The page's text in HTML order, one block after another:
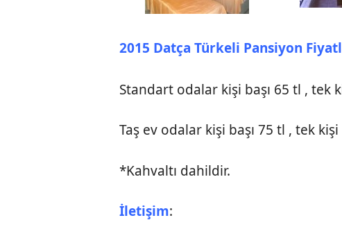
2015 Datça Türkeli Pansiyon
Standart odalar kişi başı 65 tl , tek
Taş ev odalar kişi başı 75 tl , tek
*Kahvaltı dahildir.
İletişim: